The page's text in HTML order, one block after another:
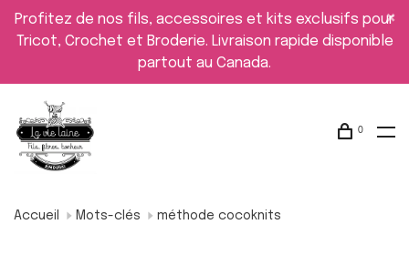
Profitez de nos fils, accessoires et kits exclusifs pour
Tricot, Crochet et Broderie. Livraison rapide disponible
partout au Canada.
0
Accueil Mots-clés méthode cocoknits